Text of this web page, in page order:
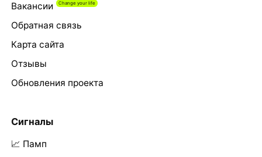
Вакансии
Обратная связь
Карта сайта
Отзывы
Обновления проекта
Сигналы
📈 Памп